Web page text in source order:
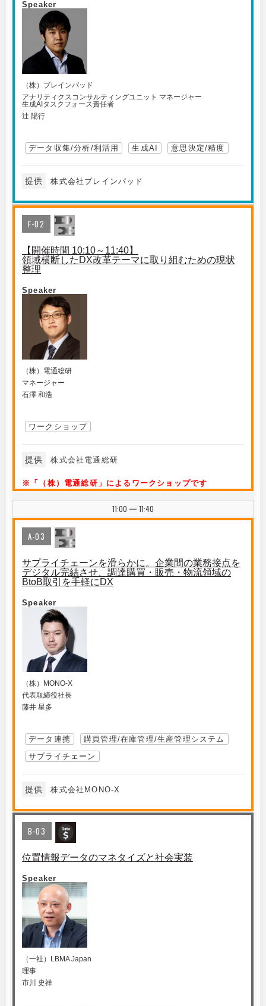
Speaker
（株）ブレインパッド
アナリティクスコンサルティングユニット マネージャー
生成AIタスクフォース責任者
辻 陽行
データ収集/分析/利活用 生成AI 意思決定/精度
提供 株式会社ブレインパッド
F-02
【開催時間 10:10～11:40】
領域横断したDX改革テーマに取り組むための現状
整理
Speaker
（株）電通総研
マネージャー
石澤 和浩
ワークショップ
提供 株式会社電通総研
※「（株）電通総研」によるワークショップです
11:00 | 11:40
A-03
サプライチェーンを滑らかに。企業間の業務接点を
デジタル完結させ、調達購買・販売・物流領域の
BtoB取引を手軽にDX
Speaker
（株）MONO-X
代表取締役社長
藤井 星多
データ連携
購買管理/在庫管理/生産管理システム
サプライチェーン
提供 株式会社MONO-X
B-03
位置情報データのマネタイズと社会実装
Speaker
（一社）LBMA Japan
理事
市川 史祥